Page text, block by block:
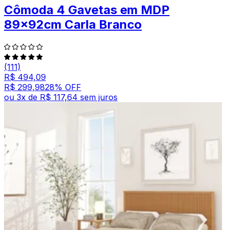
Cômoda 4 Gavetas em MDP
89x92cm Carla Branco
(111)
R$ 494,09
R$ 299,9828% OFF
ou 3x de R$ 117,64 sem juros